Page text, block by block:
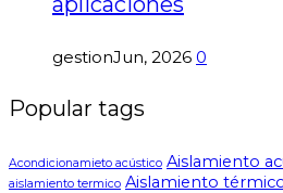
gestionJun, 2026 0
Popular tags
Acondicionamieto acústico Aislamiento
aislamiento termico Aislamiento